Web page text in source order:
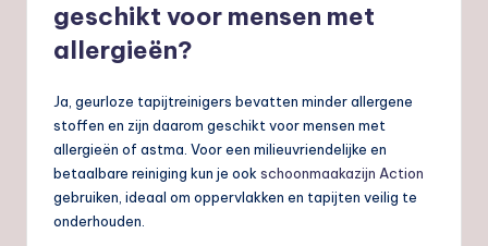
geschikt voor mensen met
allergieën?
Ja, geurloze tapijtreinigers bevatten minder allergene
stoffen en zijn daarom geschikt voor mensen met
allergieën of astma. Voor een milieuvriendelijke en
betaalbare reiniging kun je ook schoonmaakazijn Action
gebruiken, ideaal om oppervlakken en tapijten veilig te
onderhouden.